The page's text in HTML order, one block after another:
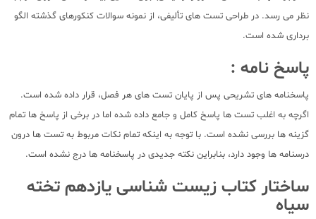
نظر می رسد. در طراحی تست های تألیفی، از نمونه سوالات کنکورهای گذشته الگو
برداری شده است.
پاسخ نامه :
پاسخنامه های تشریحی پس از پایان تست های هر فصل، قرار داده شده است.
اگرچه به اغلب تست ها پاسخ کامل و جامع داده شده اما در برخی از پاسخ ها تمام
گزینه ها بررسی نشده است. با توجه به اینکه تمام نکات مربوط به تست ها درون
درسنامه ها وجود دارد، بنابراین نکته جدیدی در پاسخنامه ها درج نشده است.
ساختار کتاب زیست شناسی یازدهم تخته
سیاه